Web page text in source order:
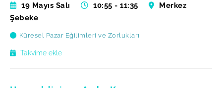
19 Mayıs Salı 10:55 - 11:35
Merkez
Şebeke
Küresel Pazar Eğilimleri ve Zorlukları
Takvime ekle